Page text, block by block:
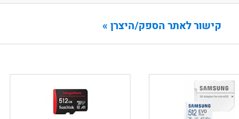
קישור לאתר הספק/היצרן »